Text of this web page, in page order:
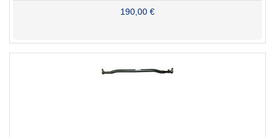
190,00 €